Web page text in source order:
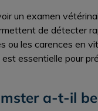
un examen
de détecter
les carences en
essentielle pour
a-t-il